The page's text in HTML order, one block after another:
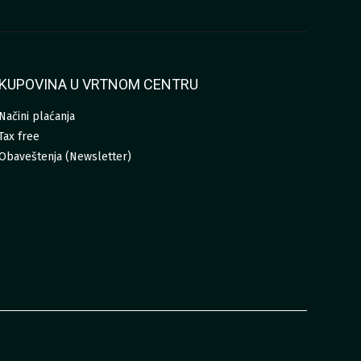
U VRTNOM CENTRU
plaćanja
free
(Newsletter)